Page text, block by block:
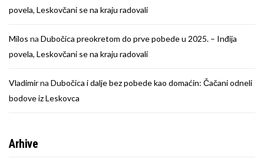
povela, Leskovčani se na kraju radovali
Milos na Dubočica preokretom do prve pobede u 2025. – Inđija
povela, Leskovčani se na kraju radovali
Vladimirna Dubočica i dalje bez pobede kao domaćin: Čačani odneli
bodove iz Leskovca
Arhive